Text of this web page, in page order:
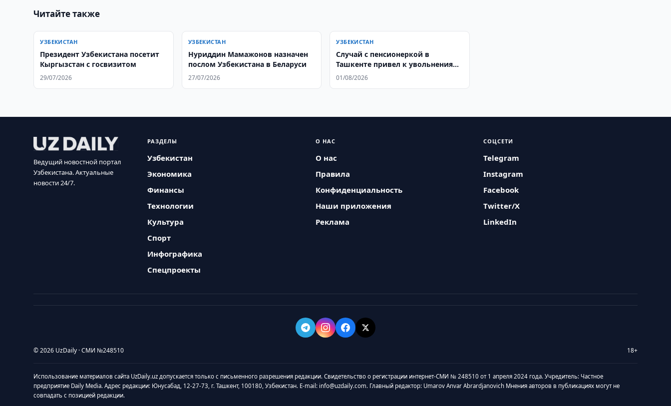
Читайте также
УЗБЕКИСТАН
Президент Узбекистана посетит
Кыргызстан с госвизитом
29/07/2026
УЗБЕКИСТАН
Нуриддин Мамажонов назначен
послом Узбекистана в Беларуси
27/07/2026
УЗБЕКИСТАН
Случай с пенсионеркой в
Ташкенте привел к увольнениям
и уголовному делу
01/08/2026
Ведущий новостной портал
Узбекистана. Актуальные
новости 24/7.
РАЗДЕЛЫ
Узбекистан
Экономика
Финансы
Технологии
Культура
Спорт
Инфографика
Спецпроекты
О НАС
О нас
Правила
Конфиденциальность
Наши приложения
Реклама
СОЦСЕТИ
Telegram
Instagram
Facebook
Twitter/X
LinkedIn
© 2026 UzDaily · СМИ №248510 18+
Использование материалов сайта UzDaily.uz допускается только с письменного разрешения редакции. Свидетельство о регистрации интернет-СМИ № 248510 от 1 апреля 2024 года. Учредитель: Частное
предприятие Daily Media. Адрес редакции: Юнусабад, 12-27-73, г. Ташкент, 100180, Узбекистан. E-mail: info@uzdaily.com. Главный редактор: Umarov Anvar Abrardjanovich Мнения авторов в публикациях могут не
совпадать с позицией редакции.